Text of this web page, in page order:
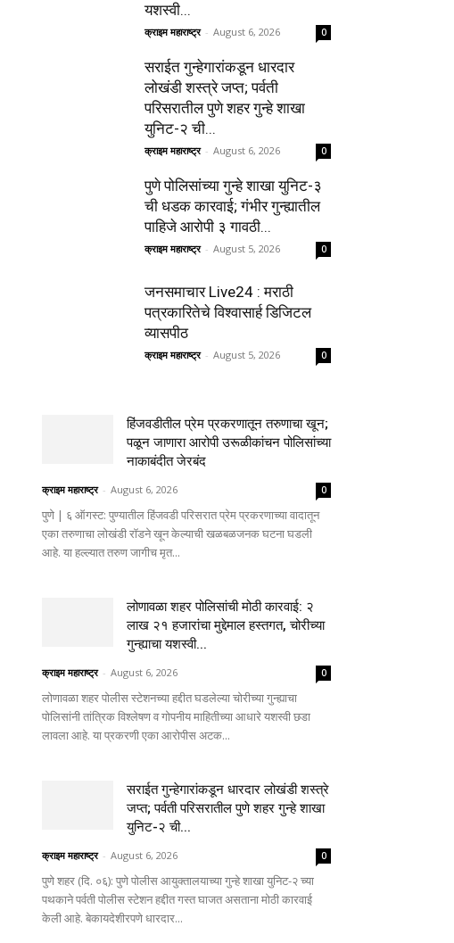
यशस्वी...
क्राइम महाराष्ट्र - August 6, 2026 0
सराईत गुन्हेगारांकडून धारदार
लोखंडी शस्त्रे जप्त; पर्वती
परिसरातील पुणे शहर गुन्हे शाखा
युनिट-२ ची...
क्राइम महाराष्ट्र - August 6, 2026 0
पुणे पोलिसांच्या गुन्हे शाखा युनिट-३
ची धडक कारवाई; गंभीर गुन्ह्यातील
पाहिजे आरोपी ३ गावठी...
क्राइम महाराष्ट्र - August 5, 2026 0
जनसमाचार Live24 : मराठी
पत्रकारितेचे विश्वासार्ह डिजिटल
व्यासपीठ
क्राइम महाराष्ट्र - August 5, 2026 0
हिंजवडीतील प्रेम प्रकरणातून तरुणाचा खून;
पळून जाणारा आरोपी उरूळीकांचन पोलिसांच्या
नाकाबंदीत जेरबंद
क्राइम महाराष्ट्र - August 6, 2026 0
​पुणे | ६ ऑगस्ट: पुण्यातील हिंजवडी परिसरात प्रेम प्रकरणाच्या वादातून
एका तरुणाचा लोखंडी रॉडने खून केल्याची खळबळजनक घटना घडली
आहे. या हल्ल्यात तरुण जागीच मृत...
लोणावळा शहर पोलिसांची मोठी कारवाई: २
लाख २१ हजारांचा मुद्देमाल हस्तगत, चोरीच्या
गुन्ह्याचा यशस्वी...
क्राइम महाराष्ट्र - August 6, 2026 0
​लोणावळा शहर पोलीस स्टेशनच्या हद्दीत घडलेल्या चोरीच्या गुन्ह्याचा
पोलिसांनी तांत्रिक विश्लेषण व गोपनीय माहितीच्या आधारे यशस्वी छडा
लावला आहे. या प्रकरणी एका आरोपीस अटक...
सराईत गुन्हेगारांकडून धारदार लोखंडी शस्त्रे
जप्त; पर्वती परिसरातील पुणे शहर गुन्हे शाखा
युनिट-२ ची...
क्राइम महाराष्ट्र - August 6, 2026 0
पुणे शहर (दि. ०६): पुणे पोलीस आयुक्तालयाच्या गुन्हे शाखा युनिट-२ च्या
पथकाने पर्वती पोलीस स्टेशन हद्दीत गस्त घाजत असताना मोठी कारवाई
केली आहे. बेकायदेशीरपणे धारदार...